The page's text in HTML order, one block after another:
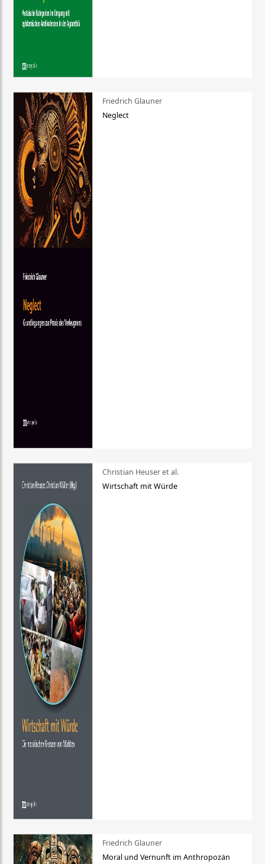
Friedrich Glauner
Neglect
Christian Heuser et al.
Wirtschaft mit Würde
Friedrich Glauner
Moral und Vernunft im Anthropozän